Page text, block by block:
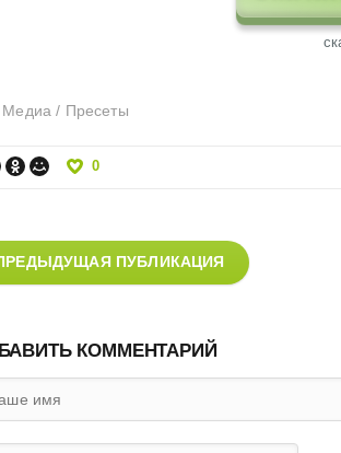
Медиа / Пресеты
0
ПУБЛИКАЦИЯ
КОММЕНТАРИЙ